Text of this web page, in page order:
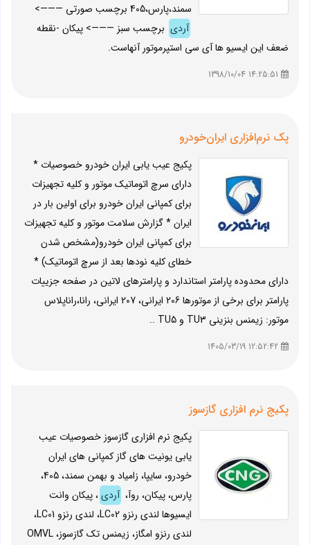
سمند،پارس،405 برچسب صورتی ———>
آردی برچسب سبز ———> پیکان -نقطه
ضعف این ایسیو ها آی سی استپرموتور آنهاست.
پک نرم‌افزاری ایران‌خودرو
پکیج عیب یابی ایران خودرو خصوصیات *
دارای سرچ اتوماتیک موتور و کلیه تجهیزات
برای کمپانی ایران خودرو برای اولین بار در
ایران * گزارش سلامت موتور و کلیه تجهیزات
برای کمپانی ایران خودرو(مشخص شدن
خطای کلیه نودها بعد از سرچ اتوماتیک) *
دارای محدوده پارامتر استاندارد و پارامترهای لاتین در صفحه جزییات
پارامتر برای برخی از موتورها 206 ایرانی، 207 ایرانی، رانا،راناپلاس
موتور: زیمنس بنزینی TU3 و TU5 ..
پکیج نرم افزاری گازسوز
پکیج نرم افزاری گازسوز خصوصیات عیب
یابی یونیت های گاز کمپانی های ایران
خودرو، سایپا، زامیاد و بهمن سمند، 405،
پارس، پیکان، روآ، آردی، پیکان وانت
ایسیوها لندی رنزو LC02، لندی رنزو LC01،
لندی رنزو امگاز، زیمنس تک گازسوز، OMVL